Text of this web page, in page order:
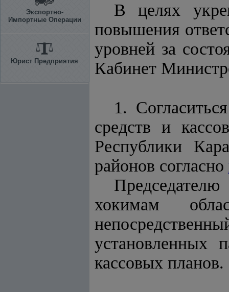
Экспортно-
Импортные Операции
Юрист Предприятия
В целях
повышения
уровней за
Кабинет
1.
средств и
Республики
районов согласно
хокимам
установленных
кассовых планов.